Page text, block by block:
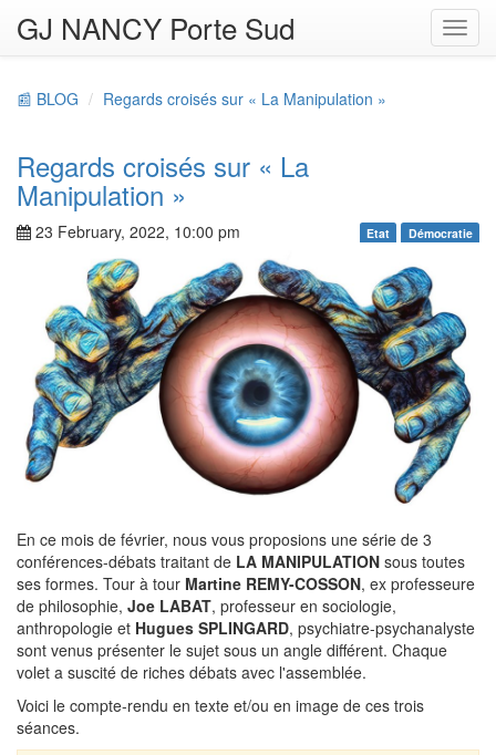
GJ NANCY Porte Sud
📰 BLOG Regards croisés sur « La Manipulation »
Regards croisés sur « La
Manipulation »
23 February, 2022, 10:00 pm Etat Démocratie
En ce mois de février, nous vous proposions une série de 3
conférences-débats traitant de LA MANIPULATION sous toutes
ses formes. Tour à tour Martine REMY-COSSON, ex professeure
de philosophie, Joe LABAT, professeur en sociologie,
anthropologie et Hugues SPLINGARD, psychiatre-psychanalyste
sont venus présenter le sujet sous un angle différent. Chaque
volet a suscité de riches débats avec l'assemblée.
Voici le compte-rendu en texte et/ou en image de ces trois
séances.